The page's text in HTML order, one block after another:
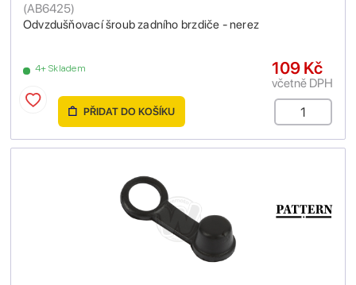
Odvzdušňovací šroub zadního brzdiče - nerez
(AB6425)
4+ Skladem 109 Kč
včetně DPH
PŘIDAT DO KOŠÍKU